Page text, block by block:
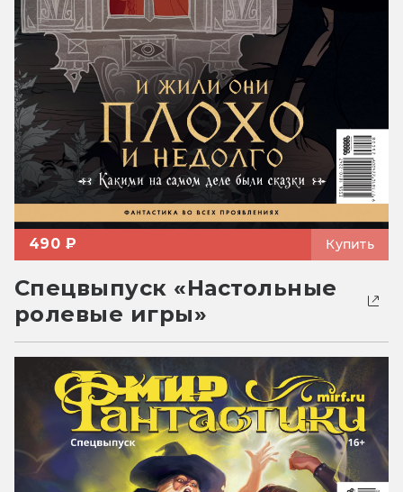
490 ₽ Купить
Спецвыпуск «Настольные
ролевые игры»